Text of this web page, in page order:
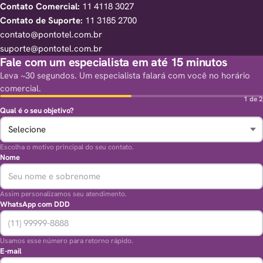
Contato Comercial: 11 4118 3027
Contato de Suporte: 11 3185 2700
contato@pontotel.com.br
suporte@pontotel.com.br
Fale com um especialista em até 15 minutos
Leva ~30 segundos. Um especialista falará com você no horário
comercial.
1 de 2
Qual é o seu objetivo?
Escolha o motivo principal do seu contato.
Nome
Assim personalizamos seu atendimento.
WhatsApp com DDD
Usamos esse número para retorno rápido.
E-mail